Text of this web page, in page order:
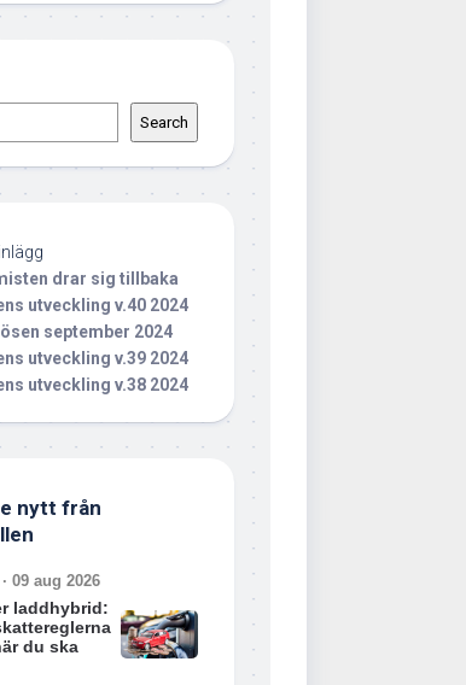
Search
drar sig tillbaka
utveckling v.40 2024
september 2024
utveckling v.39 2024
utveckling v.38 2024
nytt från
09 aug 2026
laddhybrid:
du ska